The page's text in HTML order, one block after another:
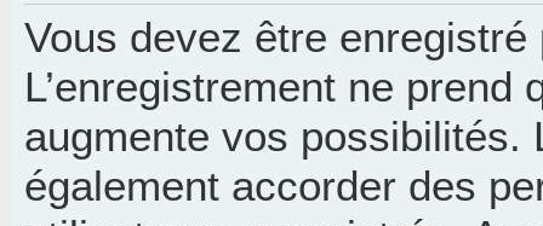
Vous devez être
L’enregistrement ne prend
augmente vos possibilités.
également accorder des